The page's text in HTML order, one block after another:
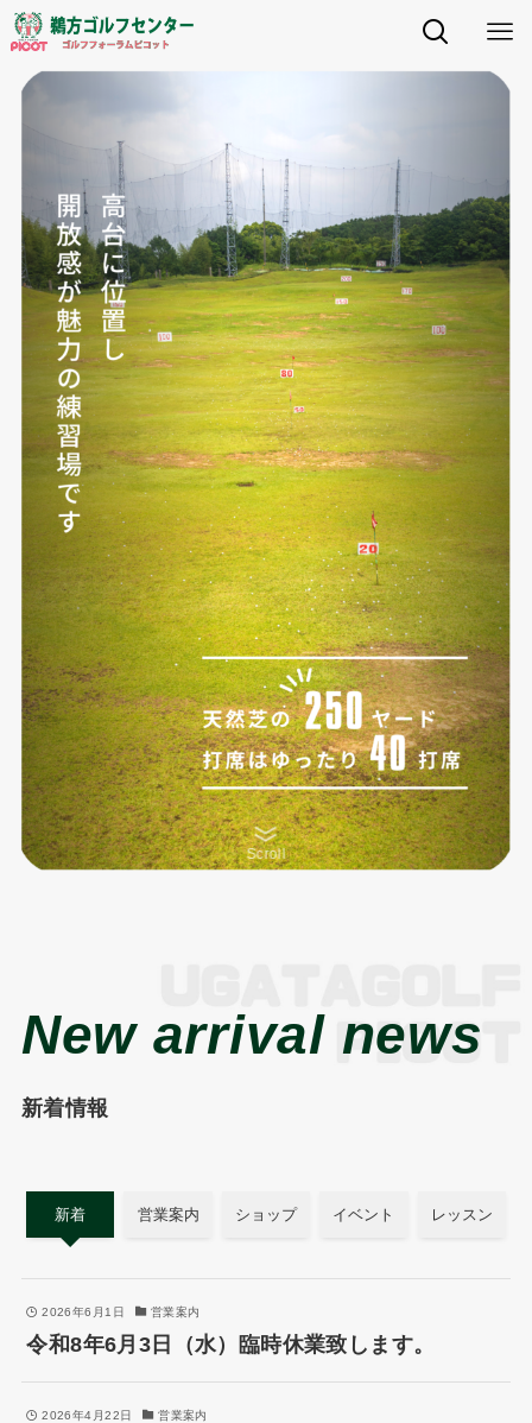
Scroll
New arrival news
新着情報
新着 営業案内 ショップ イベント レッスン
2026年6月1日 営業案内
令和8年6月3日（水）臨時休業致します。
2026年4月22日 営業案内